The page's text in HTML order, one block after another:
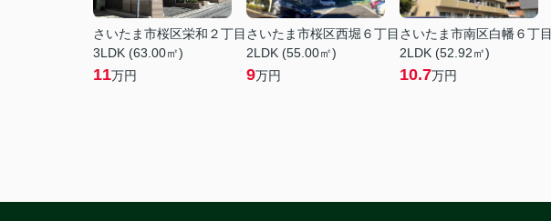
さいたま市桜区栄和２丁目
3LDK (63.00㎡)
11万円
さいたま市桜区西堀６丁目
2LDK (55.00㎡)
9万円
さいたま市南区白幡６丁目
2LDK (52.92㎡)
10.7万円